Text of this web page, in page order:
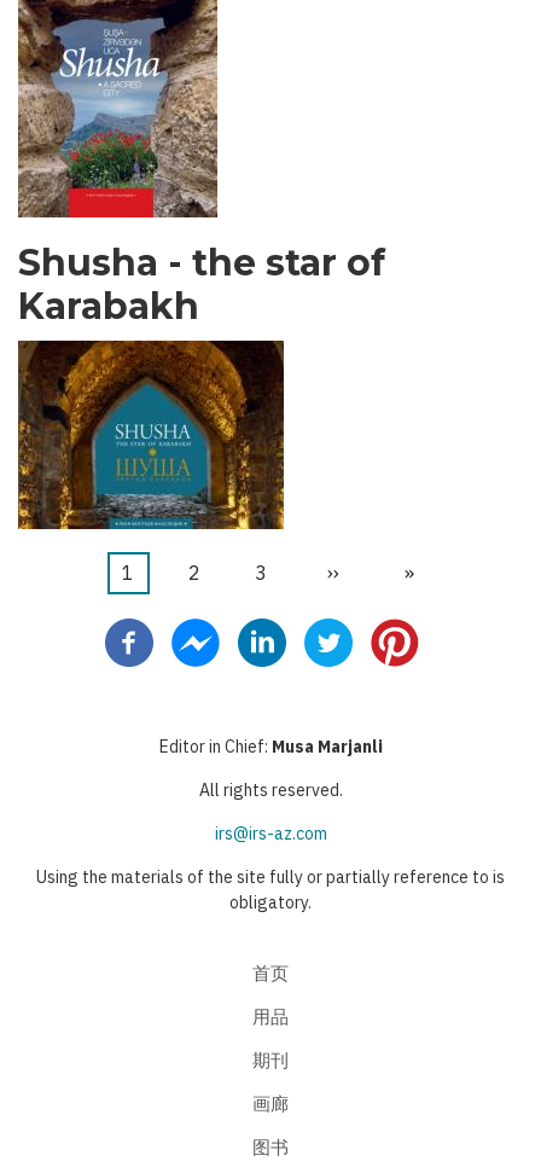
Shusha - the star of
Karabakh
当
页
1
页
2
页
3
下
页
››
末
»
Editor in Chief: Musa Marjanli
All rights reserved.
irs@irs-az.com
Using the materials of the site fully or partially reference to is
obligatory.
首页
用品
期刊
画廊
图书